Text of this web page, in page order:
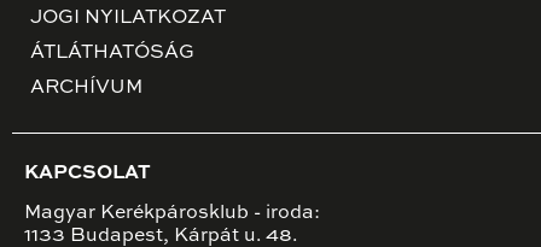
JOGI NYILATKOZAT
ÁTLÁTHATÓSÁG
ARCHÍVUM
KAPCSOLAT
Magyar Kerékpárosklub - iroda:
1133 Budapest, Kárpát u. 48.